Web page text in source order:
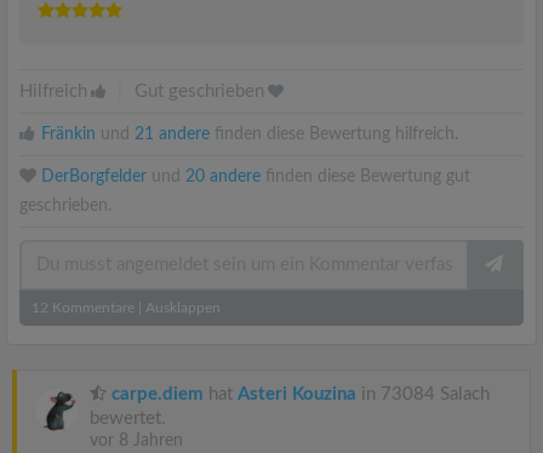
Hilfreich Gut geschrieben
Fränkin und 21 andere finden diese Bewertung hilfreich.
DerBorgfelder und 20 andere finden diese Bewertung gut
geschrieben.
12 Kommentare Ausklappen
carpe.diem hat Asteri Kouzina in 73084 Salach
bewertet.
vor 8 Jahren